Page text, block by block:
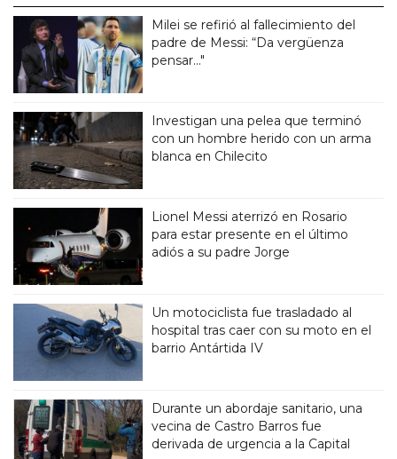
Milei se refirió al fallecimiento del
padre de Messi: “Da vergüenza
pensar..."
Investigan una pelea que terminó
con un hombre herido con un arma
blanca en Chilecito
Lionel Messi aterrizó en Rosario
para estar presente en el último
adiós a su padre Jorge
Un motociclista fue trasladado al
hospital tras caer con su moto en el
barrio Antártida IV
Durante un abordaje sanitario, una
vecina de Castro Barros fue
derivada de urgencia a la Capital